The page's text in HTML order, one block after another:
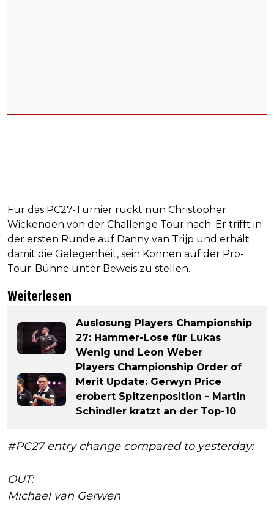
Für das PC27-Turnier rückt nun Christopher
Wickenden von der Challenge Tour nach. Er trifft in
der ersten Runde auf Danny van Trijp und erhält
damit die Gelegenheit, sein Können auf der Pro-
Tour-Bühne unter Beweis zu stellen.
Weiterlesen
Auslosung Players Championship
27: Hammer-Lose für Lukas
Wenig und Leon Weber
Players Championship Order of
Merit Update: Gerwyn Price
erobert Spitzenposition - Martin
Schindler kratzt an der Top-10
#PC27entry change compared to yesterday:
OUT:
Michael van Gerwen